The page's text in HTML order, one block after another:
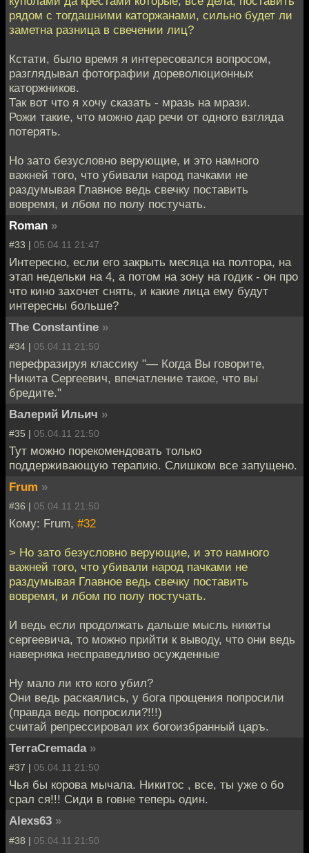
рядом с тогдашними каторжанами, сильно будет ли
заметна разница в свечении лиц?
Кстати, было время я интересовался вопросом,
разглядывал фотографии дореволюционных
каторжников.
Так вот что я хочу сказать - мразь на мрази.
Рожи такие, что можно дар речи от одного взгляда
потерять.
Но зато безусловно верующие, и это намного
важней того, что убивали народ пачками не
раздумывая Главное ведь свечку поставить
вовремя, и лбом по полу постучать.
Roman »
#33 | 05.04.11 21:47
Интересно, если его закрыть месяца на полтора, на
этап недельки на 4, а потом на зону на годик - он про
что кино захочет снять, и какие лица ему будут
интересны больше?
The Constantine »
#34 | 05.04.11 21:50
перефразируя классику "— Когда Вы говорите,
Никита Сергеевич, впечатление такое, что вы
бредите."
Валерий Ильич »
#35 | 05.04.11 21:50
Тут можно порекомендовать только
поддерживающую терапию. Слишком все запущено.
Frum »
#36 | 05.04.11 21:50
Кому: Frum, #32
> Но зато безусловно верующие, и это намного
важней того, что убивали народ пачками не
раздумывая Главное ведь свечку поставить
вовремя, и лбом по полу постучать.
И ведь если продолжать дальше мысль никиты
сергеевича, то можно прийти к выводу, что они ведь
наверняка несправедливо осужденные
Ну мало ли кто кого убил?
Они ведь раскаялись, у бога прощения попросили
(правда ведь попросили?!!!)
считай репрессировал их богоизбранный царъ.
TerraCremada »
#37 | 05.04.11 21:50
Чья бы корова мычала. Никитос , все, ты уже о бо
срал ся!!! Сиди в говне теперь один.
Alexs63 »
#38 | 05.04.11 21:50